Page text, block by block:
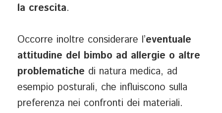
la crescita.
Occorre inoltre considerare l’eventuale
attitudine del bimbo ad allergie o altre
problematiche di natura medica, ad
esempio posturali, che influiscono sulla
preferenza nei confronti dei materiali.